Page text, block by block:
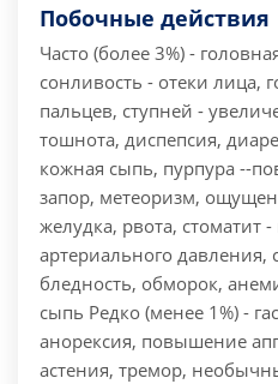
Побочные действия
Часто (более 3%) -
сонливость - отеки лица,
пальцев, ступней -
тошнота, диспепсия,
кожная сыпь, пурпура --
запор, метеоризм,
желудка, рвота, стоматит
артериального давления,
бледность, обморок,
сыпь Редко (менее 1%) -
анорексия, повышение
астения, тремор,